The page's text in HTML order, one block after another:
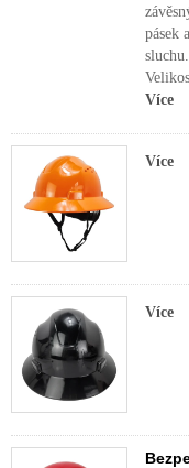
pásek
sluchu.
Více
Více
Více